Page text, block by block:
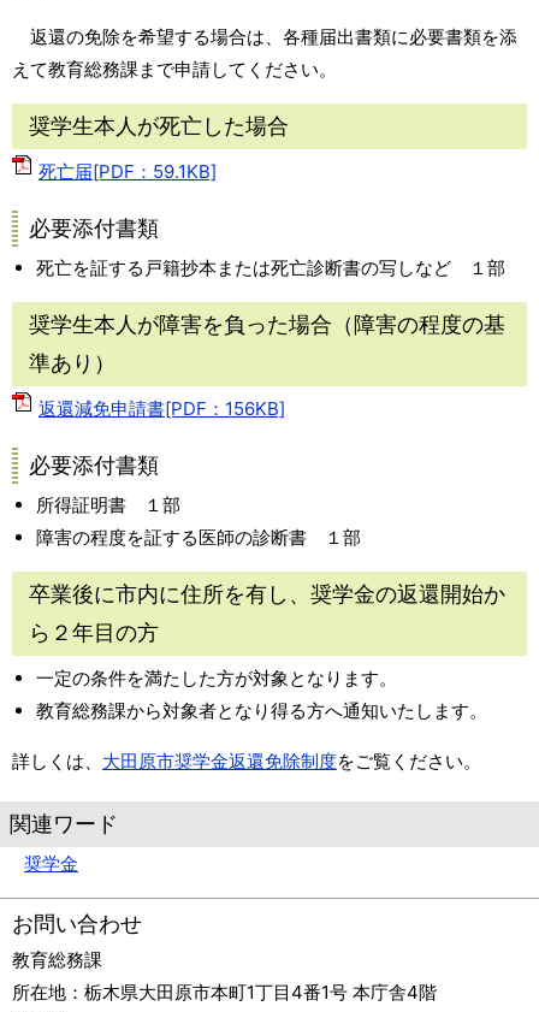
返還の免除を希望する場合は、各種届出書類に必要書類を添
えて教育総務課まで申請してください。
奨学生本人が死亡した場合
死亡届[PDF：59.1KB]
必要添付書類
死亡を証する戸籍抄本または死亡診断書の写しなど １部
奨学生本人が障害を負った場合（障害の程度の基
準あり）
返還減免申請書[PDF：156KB]
必要添付書類
所得証明書 １部
障害の程度を証する医師の診断書 １部
卒業後に市内に住所を有し、奨学金の返還開始か
ら２年目の方
一定の条件を満たした方が対象となります。
教育総務課から対象者となり得る方へ通知いたします。
詳しくは、 大田原市奨学金返還免除制度をご覧ください。
関連ワード
奨学金
お問い合わせ
教育総務課
所在地： 栃木県大田原市本町1丁目4番1号 本庁舎4階